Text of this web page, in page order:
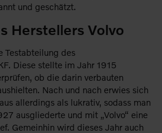
und geschätzt.
Herstellers Volvo
Testabteilung des
Diese stellte im Jahr 1915
ob die darin verbauten
Nach und nach erwies sich
allerdings als lukrativ, sodass man
ausgliederte und mit „Volvo“ eine
Gemeinhin wird dieses Jahr auch